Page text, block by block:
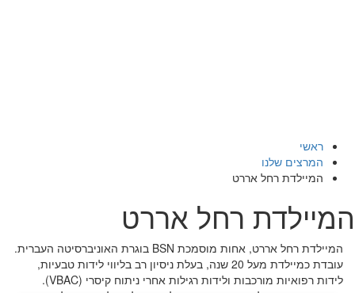
ראשי
המרצים שלנו
המיילדת רחל אררט
המיילדת רחל אררט
המיילדת רחל אררט, אחות מוסמכת BSN בוגרת האוניברסיטה העברית.
עובדת כמיילדת מעל 20 שנה, בעלת ניסיון רב בליווי לידות טבעיות,
לידות רפואיות מורכבות ולידות רגילות אחרי ניתוח קיסרי (VBAC).